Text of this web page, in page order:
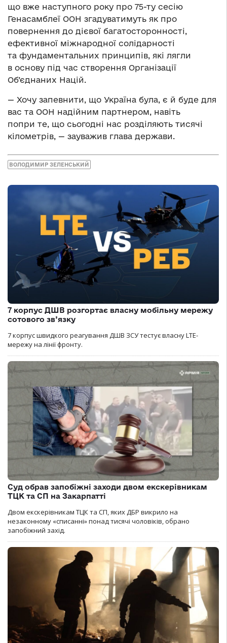
що вже наступного року про 75-ту сесію
Генасамблеї ООН згадуватимуть як про
повернення до дієвої багатосторонності,
ефективної міжнародної солідарності
та фундаментальних принципів, які лягли
в основу під час створення Організації
Об’єднаних Націй.
— Хочу запевнити, що Україна була, є й буде для
вас та ООН надійним партнером, навіть
попри те, що сьогодні нас розділяють тисячі
кілометрів, — зауважив глава держави.
ВОЛОДИМИР ЗЕЛЕНСЬКИЙ
7 корпус ДШВ розгортає власну мобільну мережу
сотового зв’язку
7 корпус швидкого реагування ДШВ ЗСУ тестує власну LTE-
мережу на лінії фронту.
Суд обрав запобіжні заходи двом екскерівникам
ТЦК та СП на Закарпатті
Двом екскерівникам ТЦК та СП, яких ДБР викрило на
незаконному «списанні» понад тисячі чоловіків, обрано
запобіжний захід.